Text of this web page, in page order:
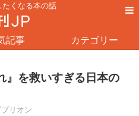
くなる本の話
記事 カテゴリー
』を救いすぎる日本の
リオン